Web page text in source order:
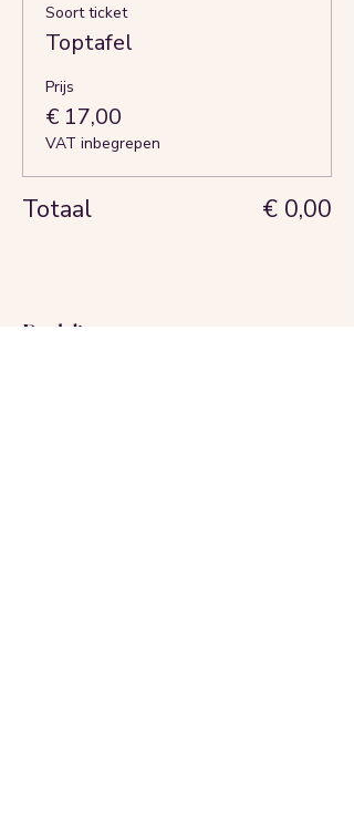
Soort ticket
Toptafel
Prijs
€ 17,00
VAT inbegrepen
Totaal € 0,00
Deel dit evenement